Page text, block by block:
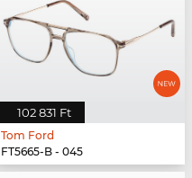
102 831 Ft
Tom Ford
FT5665-B - 045